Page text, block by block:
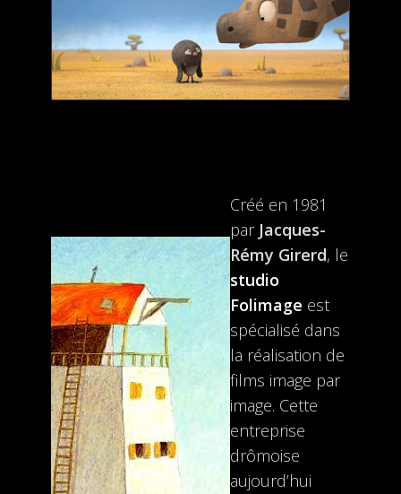
Créé en 1981
par Jacques-
Rémy Girerd, le
studio
Folimage est
spécialisé dans
la réalisation de
films image par
image. Cette
entreprise
drômoise
aujourd’hui